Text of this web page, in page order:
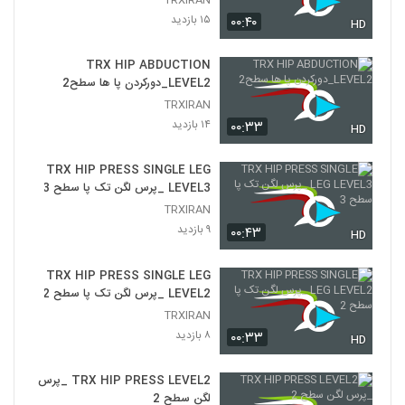
30
TRX TRICEPS PRESS LEVEL2
۸ بازدید
پشت بازو سطح ۳
۱۳ بازدید
TRX TRICEPS KICK BACK
LEVEL1_پشت بازو کیک بک سطح ۱
۱۳ بازدید
33
TRX TRICEPS KICK BACK
LEVEL2_پشت بازو کیک بک سطح 2
حرکات رو سطح ۱
۱۴ بازدید
۰۰:۴۰ HD
۱۵ بازدید
۰۰:۳۳ HD
TRX HIP ABDUCTION
LEVEL2_دورکردن پا ها سطح2
TRXIRAN
۱۴ بازدید
۰۰:۴۳ HD
TRX HIP PRESS SINGLE LEG
LEVEL3 _پرس لگن تک پا سطح 3
TRXIRAN
۹ بازدید
۰۰:۳۳ HD
TRX HIP PRESS SINGLE LEG
LEVEL2 _پرس لگن تک پا سطح 2
TRXIRAN
۸ بازدید
TRX HIP PRESS LEVEL2 _پرس
لگن سطح 2